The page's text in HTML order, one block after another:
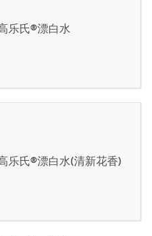
乐氏®漂白水
乐氏®漂白水(清新花香)